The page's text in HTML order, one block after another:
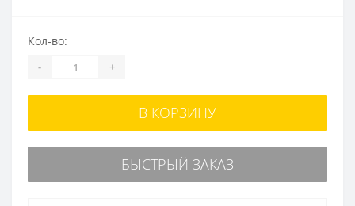
Кол-во:
- +
В КОРЗИНУ
БЫСТРЫЙ ЗАКАЗ